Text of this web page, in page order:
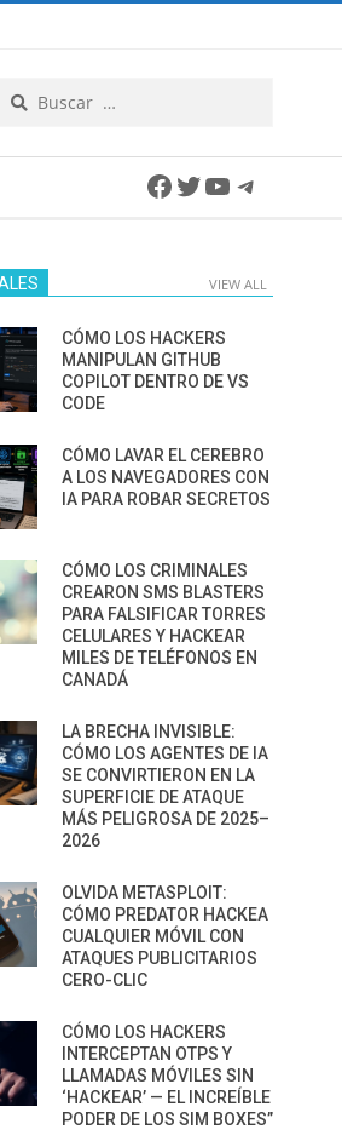
Facebook
Twitter
YouTube
VIEW ALL
CÓMO LOS HACKERS
MANIPULAN GITHUB
COPILOT DENTRO DE VS
CODE
CÓMO LAVAR EL CEREBRO
A LOS NAVEGADORES CON
IA PARA ROBAR SECRETOS
CÓMO LOS CRIMINALES
CREARON SMS BLASTERS
PARA FALSIFICAR TORRES
CELULARES Y HACKEAR
MILES DE TELÉFONOS EN
CANADÁ
LA BRECHA INVISIBLE:
CÓMO LOS AGENTES DE IA
SE CONVIRTIERON EN LA
SUPERFICIE DE ATAQUE
MÁS PELIGROSA DE 2025–
2026
OLVIDA METASPLOIT:
CÓMO PREDATOR HACKEA
CUALQUIER MÓVIL CON
ATAQUES PUBLICITARIOS
CERO-CLIC
CÓMO LOS HACKERS
INTERCEPTAN OTPS Y
LLAMADAS MÓVILES SIN
‘HACKEAR’ — EL INCREÍBLE
PODER DE LOS SIM BOXES”